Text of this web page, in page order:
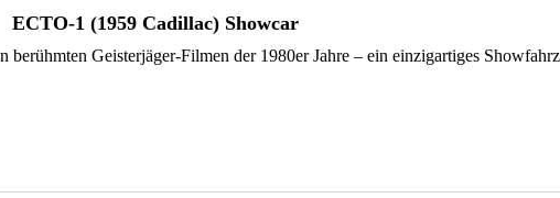
ECTO-1 (1959 Cadillac) Showcar
Geisterjäger-Filmen der 1980er Jahre – ein einzigartiges